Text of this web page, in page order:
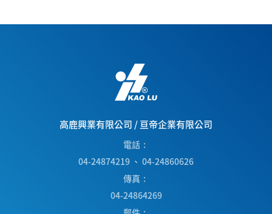
高鹿興業有限公司 /亘帝企業有限公司
電話
04-24874219 、 04-24860626
傳真
04-24864269